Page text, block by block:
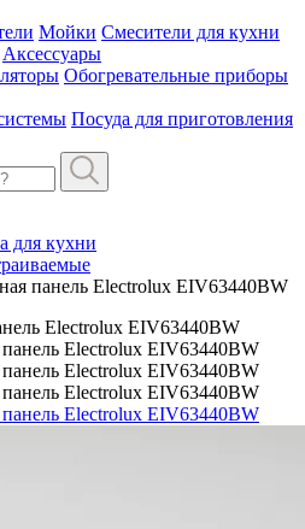
Мойки Смесители для кухни
Аксессуары
Обогревательные приборы
Посуда для приготовления
для кухни
панель Electrolux EIV63440BW
Electrolux EIV63440BW